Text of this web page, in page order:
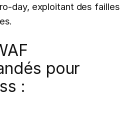
day, exploitant des failles
pour
: